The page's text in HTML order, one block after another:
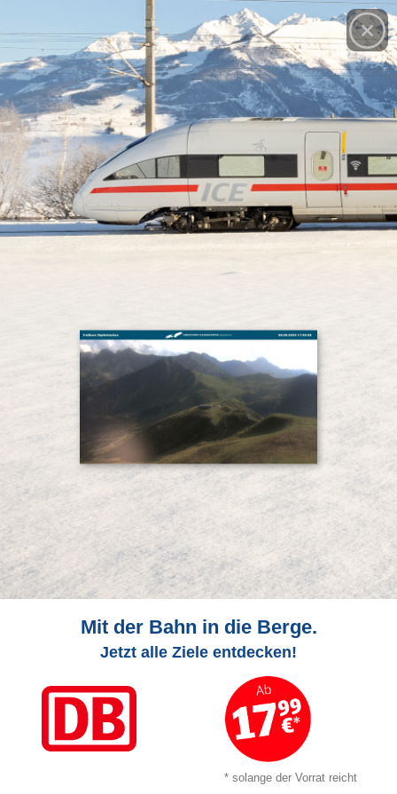
Mit der Bahn in die Berge.
Jetzt alle Ziele entdecken!
* solange der Vorrat reicht